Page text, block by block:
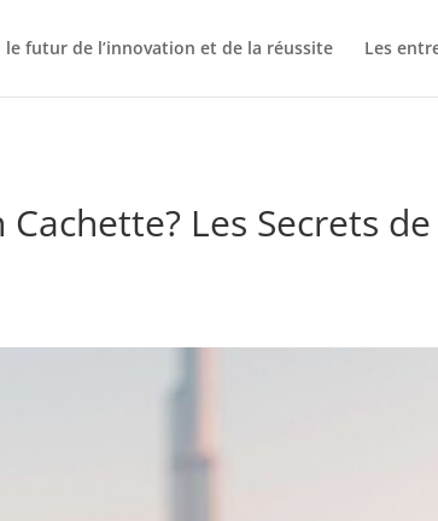
futur de l’innovation et de la réussite Les
Les Secrets